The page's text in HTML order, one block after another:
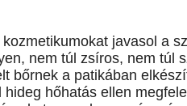
javasol a
nem túl zsíros, nem túl
bőrnek a patikában
hőhatás ellen